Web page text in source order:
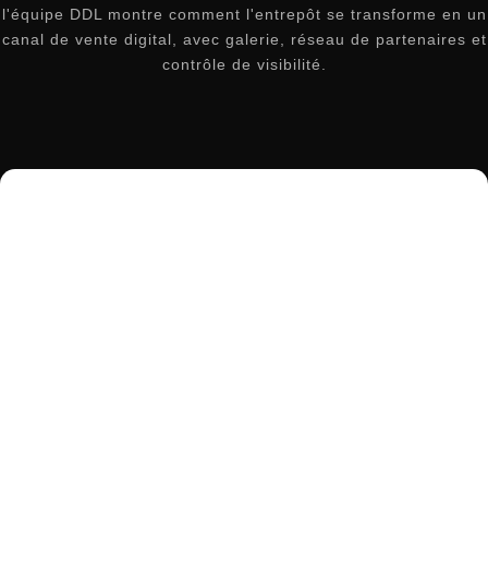
l'équipe DDL montre comment l'entrepôt se transforme en un
canal de vente digital, avec galerie, réseau de partenaires et
contrôle de visibilité.